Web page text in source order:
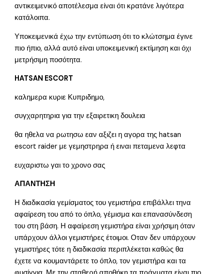
αντικειμενικό αποτέλεσμα είναι ότι κρατάνε λιγότερα
κατάλοιπα.
Υποκειμενικά έχω την εντύπωση ότι το κλώτσημα έγινε
πιο ήπιο, αλλά αυτό είναι υποκειμενική εκτίμηση και όχι
μετρήσιμη ποσότητα.
HATSAN ESCORT
καλημερα κυριε Κυπριδημο,
συγχαρητηρια για την εξαιρετικη δουλεια
θα ηθελα να ρωτησω εαν αξιζει η αγορα της hatsan
escort raider με γεμηστρηρα ή ειναι πεταμενα λεφτα
ευχαριστω γαι το χρονο σας
ΑΠΑΝΤΗΣΗ
Η διαδικασία γεμίσματος του γεμιστήρα επιβάλλει τηνα
αφαίρεση του από το όπλο, γέμισμα και επανασύνδεση
του στη βάση. Η αφαίρεση γεμιστήρα είναι χρήσιμη όταν
υπάρχουν άλλοι γεμιστήρες έτοιμοι. Οταν δεν υπάρχουν
γεμιστήρες τότε η διαδικασία περιπλέκεται καθώς θα
έχετε να κουμαντάρετε το όπλο, τον γεμιστήρα και τα